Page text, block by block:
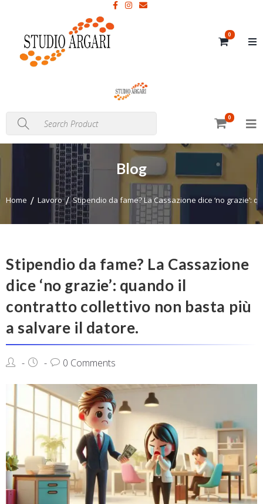
0
0
Blog
Home Lavoro Stipendio da fame? La Cassazione dice ‘no
Stipendio da fame? La Cassazione
dice ‘no grazie’: quando il
contratto collettivo non basta più
a salvare il datore.
0 Comments